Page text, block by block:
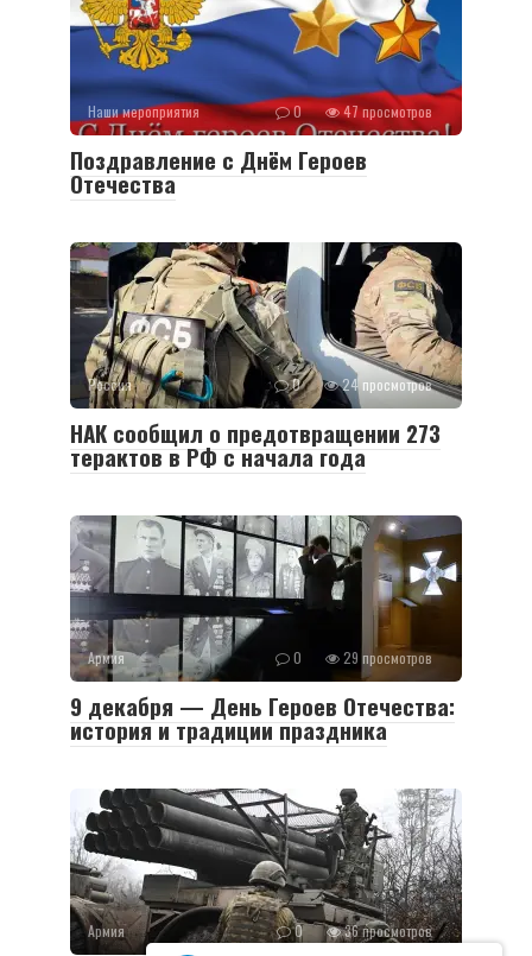
Наши мероприятия 0 47 просмотров
Поздравление с Днём Героев
Отечества
Россия 0 24 просмотров
НАК сообщил о предотвращении 273
терактов в РФ с начала года
Армия 0 29 просмотров
9 декабря — День Героев Отечества:
история и традиции праздника
Армия 0 36 просмотров